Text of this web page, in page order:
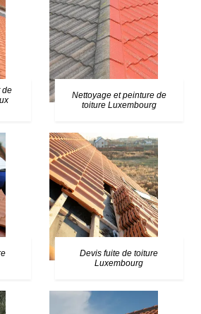
de
Nettoyage et peinture de
toiture Luxembourg
Devis fuite de toiture
Luxembourg